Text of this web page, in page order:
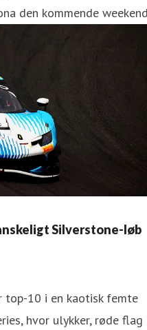
den kommende
Silverstone-løb
top-10 i en kaotisk femte
hvor ulykker, røde flag